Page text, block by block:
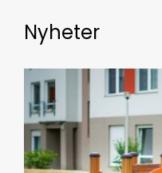
Nyheter